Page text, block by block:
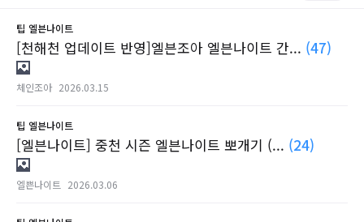
팁 엘븐나이트
[천해천 업데이트 반영]엘븐조아 엘븐나이트 간... (47)
체인조아 2026.03.15
팁 엘븐나이트
[엘븐나이트] 중천 시즌 엘븐나이트 뽀개기 (... (24)
엘쁜나이트 2026.03.06